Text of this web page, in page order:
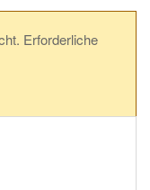
Erforderliche